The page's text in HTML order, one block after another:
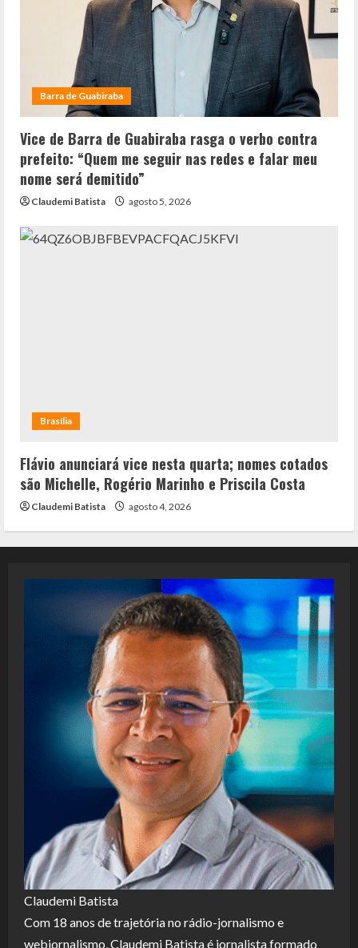
Barra de Guabiraba
Vice de Barra de Guabiraba rasga o verbo contra
prefeito: “Quem me seguir nas redes e falar meu
nome será demitido”
Claudemi Batista agosto 5, 2026
Brasília
Flávio anunciará vice nesta quarta; nomes cotados
são Michelle, Rogério Marinho e Priscila Costa
Claudemi Batista agosto 4, 2026
Claudemi Batista
Com 18 anos de trajetória no rádio-jornalismo e
webjornalismo, Claudemi Batista é jornalista formado